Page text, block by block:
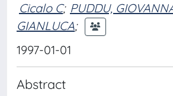
Cicalo C; PUDDU,
GIANLUCA;
1997-01-01
Abstract